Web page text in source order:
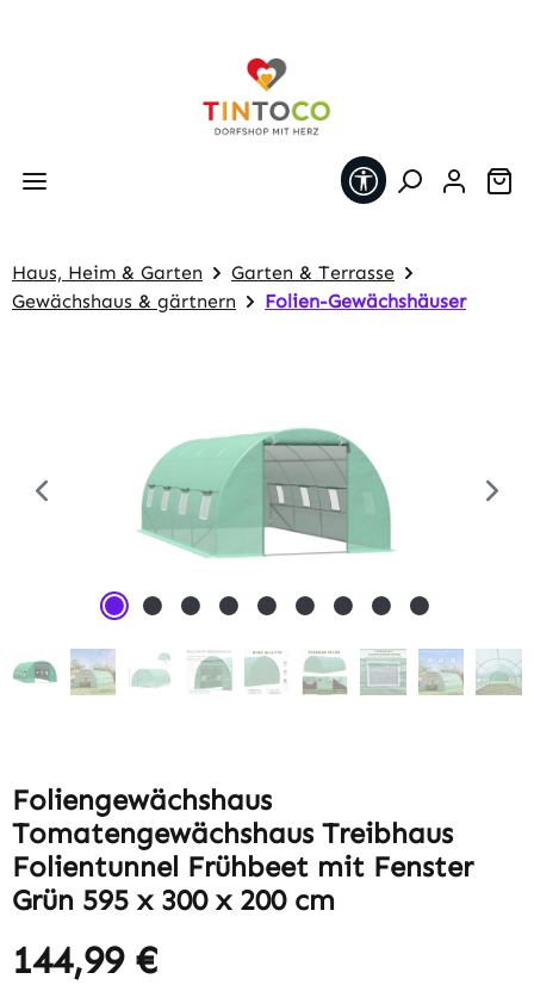
Werkzeugleiste
Haus, Heim & Garten
Garten & Terrasse
Gewächshaus & gärtnern
Folien-Gewächshäuser
Foliengewächshaus
Tomatengewächshaus Treibhaus
Folientunnel Frühbeet mit Fenster
Grün 595 x 300 x 200 cm
Regulärer Preis:
144,99 €